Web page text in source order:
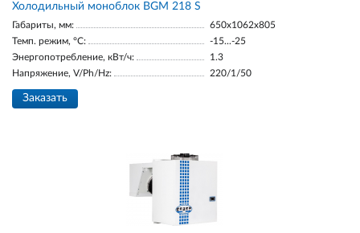
Холодильный моноблок BGM 218 S
Габариты, мм:
650x1062x805
Темп. режим, °С:
-15...-25
Энергопотребление, кВт/ч:
1.3
Напряжение, V/Ph/Hz:
220/1/50
Заказать